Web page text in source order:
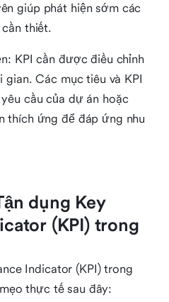
giúp phát hiện sớm các
thiết.
KPI cần được điều chỉnh
Các mục tiêu và KPI
cầu của dự án hoặc
thích ứng để đáp ứng nhu
dụng Key
(KPI) trong
Indicator (KPI) trong
thực tế sau đây: